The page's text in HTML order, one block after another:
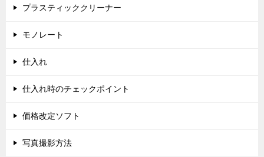
プラスティッククリーナー
モノレート
仕入れ
仕入れ時のチェックポイント
価格改定ソフト
写真撮影方法